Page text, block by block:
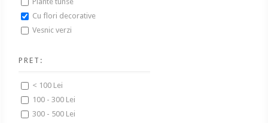
Cu flori decorative
Vesnic verzi
PRET:
< 100 Lei
100 - 300 Lei
300 - 500 Lei